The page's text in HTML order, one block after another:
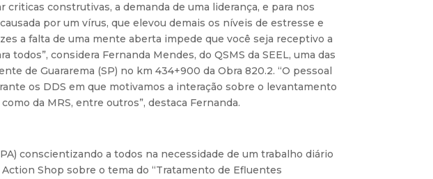
construtivas, a demanda de uma liderança, e para nos
por um vírus, que elevou demais os níveis de estresse e
a falta de uma mente aberta impede que você seja receptivo a
considera Fernanda Mendes, do QSMS da SEEL, uma das
de Guararema (SP) no km 434+900 da Obra 820.2. “O pessoal
os DDS em que motivamos a interação sobre o levantamento
da MRS, entre outros”, destaca Fernanda.
conscientizando a todos na necessidade de um trabalho diário
Shop sobre o tema do “Tratamento de Efluentes